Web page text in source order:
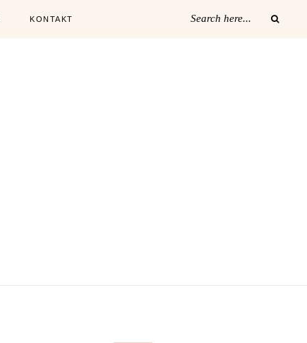
KONTAKT